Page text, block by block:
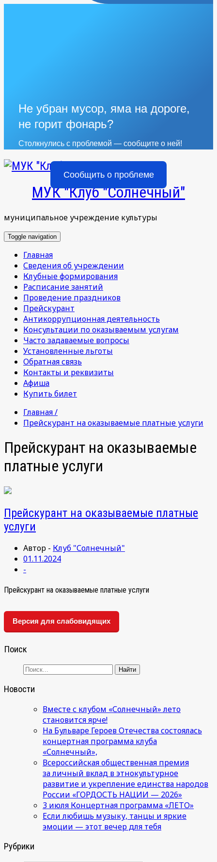
Не убран мусор, яма на дороге,
не горит фонарь?
Столкнулись с проблемой — сообщите о ней!
Сообщить о проблеме
МУК "Клуб "Солнечный"
муниципальное учреждение культуры
Toggle navigation
Главная
Сведения об учреждении
Клубные формирования
Расписание занятий
Проведение праздников
Прейскурант
Антикоррупционная деятельность
Консультации по оказываемым услугам
Часто задаваемые вопросы
Установленные льготы
Обратная связь
Контакты и реквизиты
Афиша
Купить билет
Главная /
Прейскурант на оказываемые платные услуги
Прейскурант на оказываемые
платные услуги
Прейскурант на оказываемые платные
услуги
Автор - Клуб "Солнечный"
01.11.2024
-
Прейскурант на оказываемые платные услуги
Версия для слабовидящих
Поиск
Новости
Вместе с клубом «Солнечный» лето
становится ярче!
На Бульваре Героев Отечества состоялась
концертная программа клуба
«Солнечный»,
Всероссийская общественная премия
за личный вклад в этнокультурное
развитие и укрепление единства народов
России «ГОРДОСТЬ НАЦИИ — 2026»
3 июля Концертная программа «ЛЕТО»
Если любишь музыку, танцы и яркие
эмоции — этот вечер для тебя
Рубрики